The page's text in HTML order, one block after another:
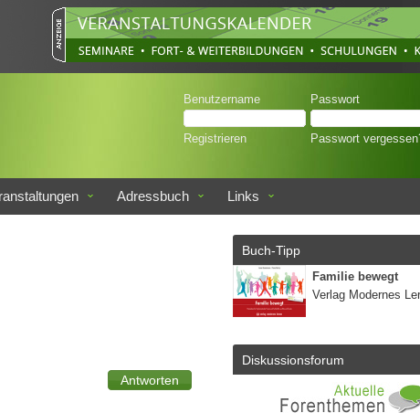
Benutzername Passwort
Registrieren Passwort
Adressbuch Links
Buch-Tipp
Familie bewegt
Verlag Modernes
Diskussionsforum